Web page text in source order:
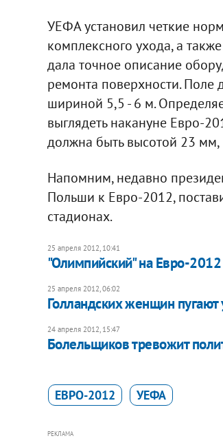
УЕФА установил четкие
комплексного ухода, а
дала точное описание
ремонта поверхности.
шириной 5,5 - 6 м.
выглядеть накануне Евро-
должна быть высотой 23 мм,
Напомним, недавно
Польши к Евро-2012,
стадионах.
25 апреля 2012, 10:41
"Олимпийский" на Евро-
25 апреля 2012, 06:02
Голландских женщин пугают
24 апреля 2012, 15:47
Болельщиков тревожит
ЕВРО-2012 УЕФА
РЕКЛАМА